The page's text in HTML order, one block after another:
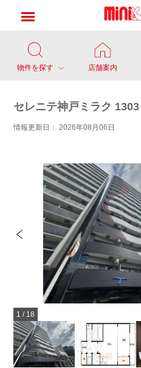
物件を探す 店舗案内
セレニテ神戸ミラク 1303
情報更新日： 2026年08月06日
1 / 18